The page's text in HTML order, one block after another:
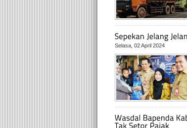
Selasa, 02 April 2024